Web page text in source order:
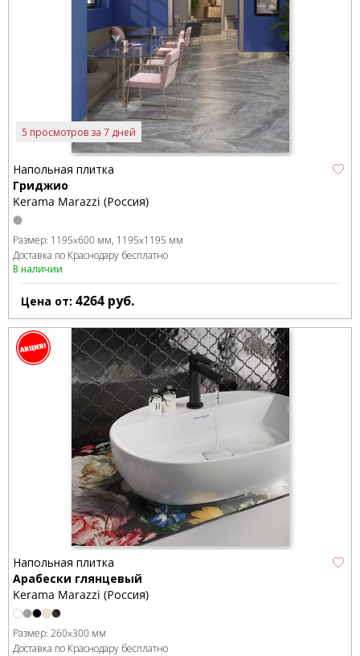
5 просмотров за 7 дней
Напольная плитка
Гриджио
Kerama Marazzi (Россия)
Размер: 1195x600 мм 1195x1195 мм
Доставка по Краснодару бесплатно
В наличии
Цена от: 4264 руб.
Напольная плитка
Арабески глянцевый
Kerama Marazzi (Россия)
Размер: 260x300 мм
Доставка по Краснодару бесплатно